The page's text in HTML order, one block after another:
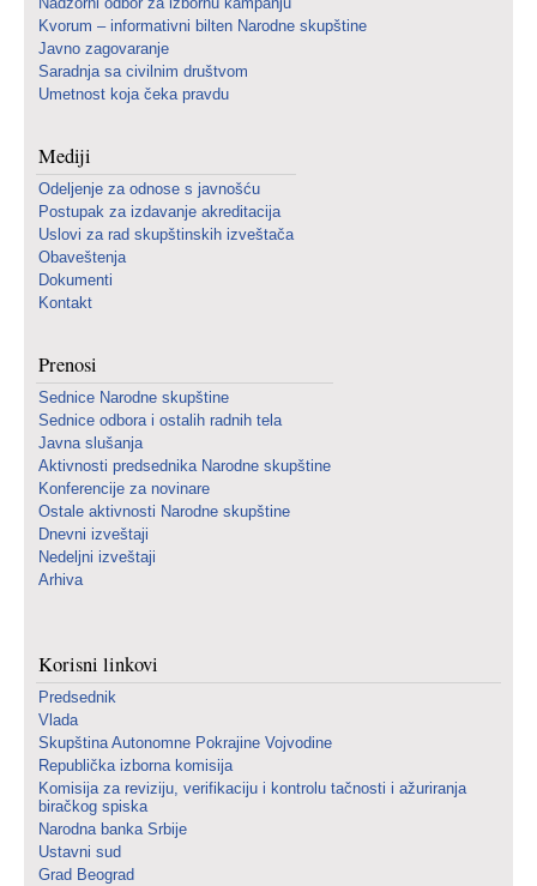
Kvorum – informativni bilten Narodne skupštine
Javno zagovaranje
Saradnja sa civilnim društvom
Umetnost koja čeka pravdu
Mediji
Odeljenje za odnose s javnošću
Postupak za izdavanje akreditacija
Uslovi za rad skupštinskih izveštača
Obaveštenja
Dokumenti
Kontakt
Prenosi
Sednice Narodne skupštine
Sednice odbora i ostalih radnih tela
Javna slušanja
Aktivnosti predsednika Narodne skupštine
Konferencije za novinare
Ostale aktivnosti Narodne skupštine
Dnevni izveštaji
Nedeljni izveštaji
Arhiva
Korisni linkovi
Predsednik
Vlada
Skupština Autonomne Pokrajine Vojvodine
Republička izborna komisija
Komisija za reviziju, verifikaciju i kontrolu tačnosti i ažuriranja
biračkog spiska
Narodna banka Srbije
Ustavni sud
Grad Beograd